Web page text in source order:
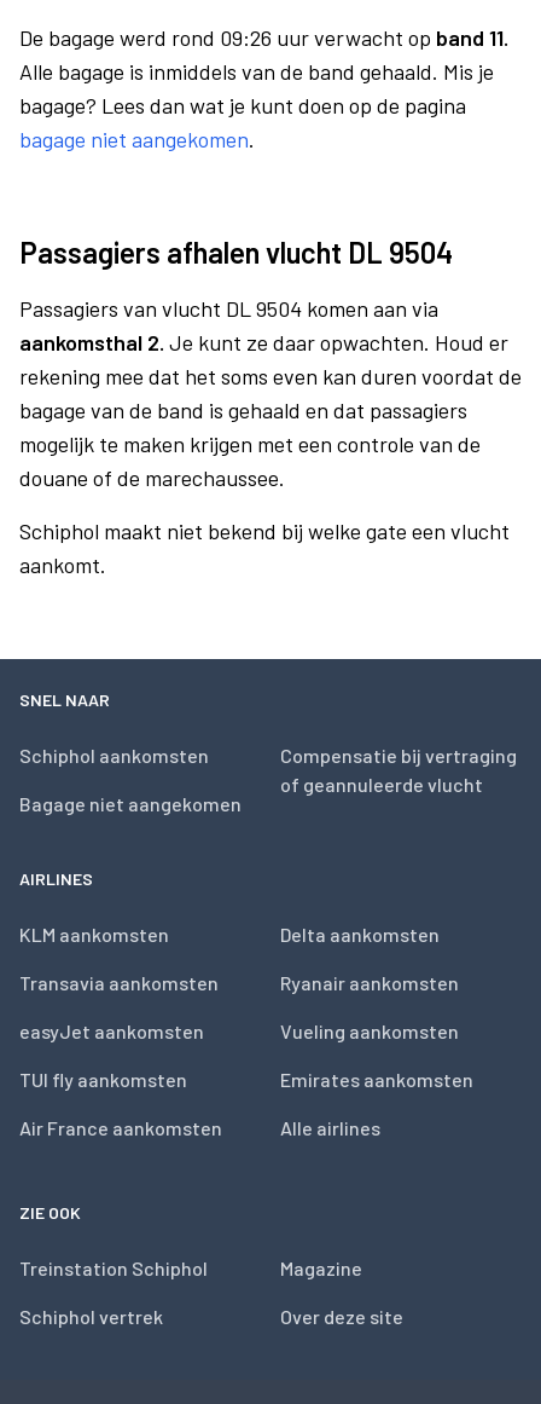
De bagage werd rond 09:26 uur verwacht op band 11.
Alle bagage is inmiddels van de band gehaald. Mis je
bagage? Lees dan wat je kunt doen op de pagina
bagage niet aangekomen.
Passagiers afhalen vlucht DL 9504
Passagiers van vlucht DL 9504 komen aan via
aankomsthal 2. Je kunt ze daar opwachten. Houd er
rekening mee dat het soms even kan duren voordat de
bagage van de band is gehaald en dat passagiers
mogelijk te maken krijgen met een controle van de
douane of de marechaussee.
Schiphol maakt niet bekend bij welke gate een vlucht
aankomt.
SNEL NAAR
Schiphol aankomsten
Bagage niet aangekomen
Compensatie bij vertraging
of geannuleerde vlucht
AIRLINES
KLM aankomsten
Transavia aankomsten
easyJet aankomsten
TUI fly aankomsten
Air France aankomsten
Delta aankomsten
Ryanair aankomsten
Vueling aankomsten
Emirates aankomsten
Alle airlines
ZIE OOK
Treinstation Schiphol
Schiphol vertrek
Magazine
Over deze site